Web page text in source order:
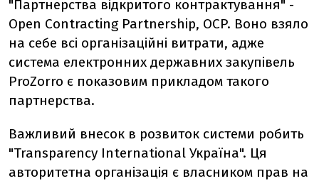
"Партнерства відкритого контрактування" -
Open Contracting Partnership, OCP. Воно взяло
на себе всі організаційні витрати, адже
система електронних державних закупівель
ProZorro є показовим прикладом такого
партнерства.
Важливий внесок в розвиток системи робить
"Transparency International Україна". Ця
авторитетна організація є власником прав на